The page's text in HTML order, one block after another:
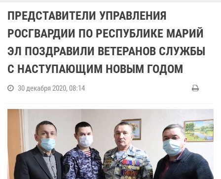
ПРЕДСТАВИТЕЛИ УПРАВЛЕНИЯ
РОСГВАРДИИ ПО РЕСПУБЛИКЕ МАРИЙ
ЭЛ ПОЗДРАВИЛИ ВЕТЕРАНОВ СЛУЖБЫ
С НАСТУПАЮЩИМ НОВЫМ ГОДОМ
30 декабря 2020, 08:14